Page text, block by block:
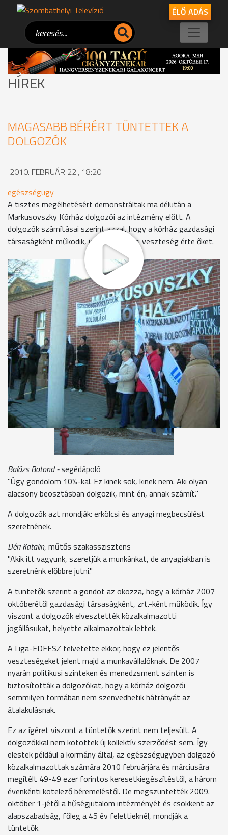
ÉLŐ ADÁS
HÍREK
MAGASABB BÉRÉRT TÜNTETTEK A
DOLGOZÓK
2010. FEBRUÁR 22., 18:20
egészségügy
A tisztes megélhetésért demonstráltak ma délután a
Markusovszky Kórház dolgozói az intézmény előtt. A
dolgozók számításai szerint azzal, hogy a kórház gazdasági
társaságként működik, jelentős anyagi veszteség érte őket.
50-100 résztvevője volt a ma délutáni, a Markusovszky
Kórház előtt tartott demonstrációnak, amit, ahogy az egyik
szervező fogalmazott, segélykiáltásnak szántak a dolgozók
sanyarú helyzete miatt. Transparensekkel vonultak az
intézmény elé a dolgozók, akik a tisztességes bérért
tüntettek. Balázs Botond, segédápolóként nettó 70 ezer
forintot keres. Azt mondja: a közalkalmazottakhoz képest
jelentősen elmarad a bére.
Balázs Botond -segédápoló
"Úgy gondolom 10%-kal. Ez kinek sok, kinek nem. Aki olyan
alacsony beosztásban dolgozik, mint én, annak számít."
A dolgozók azt mondják: erkölcsi és anyagi megbecsülést
szeretnének.
Déri Katalin, műtős szakasszisztens
"Akik itt vagyunk, szeretjük a munkánkat, de anyagiakban is
szeretnénk előbbre jutni."
A tüntetők szerint a gondot az okozza, hogy a kórház 2007
októberétől gazdasági társaságként, zrt.-ként működik. Így
viszont a dolgozók elvesztették közalkalmazotti
jogállásukat, helyette alkalmazottak lettek.
A Liga-EDFESZ felvetette ekkor, hogy ez jelentős
veszteségeket jelent majd a munkavállalóknak. De 2007
nyarán politikusi szinteken és menedzsment szinten is
biztosították a dolgozókat, hogy a kórház dolgozói
semmilyen formában nem szenvedhetik hátrányát az
átalakulásnak.
Ez az ígéret viszont a tüntetők szerint nem teljesült. A
dolgozókkal nem kötöttek új kollektív szerződést sem. Így
elestek például a kormány által, az egészségügyben dolgozó
közalkalmazottak számára 2010 februárjára és márciusára
megítélt 49-49 ezer forintos keresetkiegészítéstől, a három
évenkénti kötelező béremeléstől. De megszüntették 2009.
október 1-jétől a hűségjutalom intézményét és csökkent az
alapszabadság, főleg a 45 év felettieknél, mondják a
tüntetők.